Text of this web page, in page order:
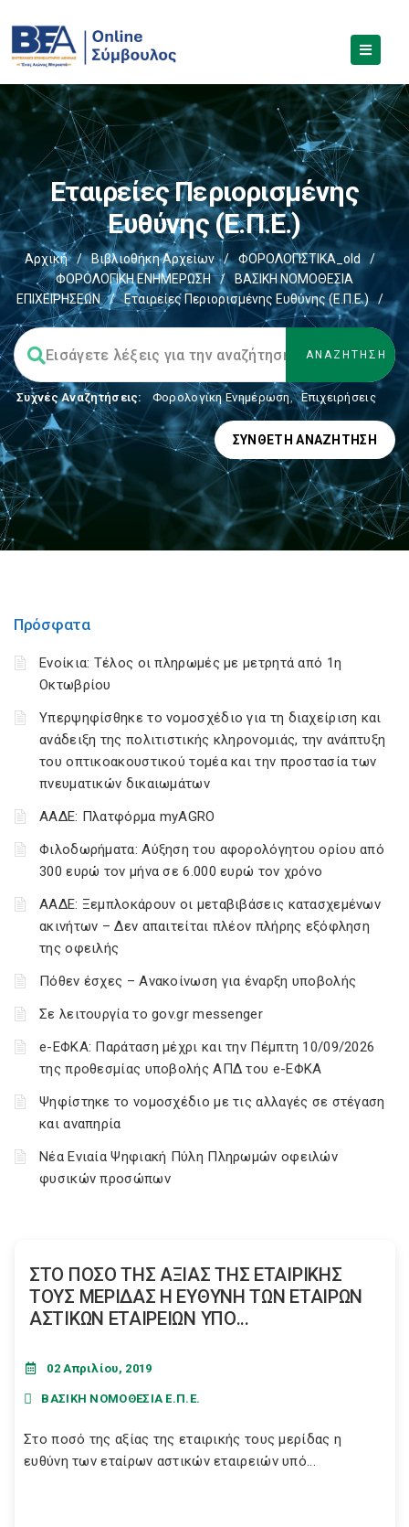
Εταιρείες Περιορισμένης
Ευθύνης (Ε.Π.Ε.)
Αρχική / Βιβλιοθήκη Αρχείων / ΦΟΡΟΛΟΓΙΣΤΙΚΑ_old
/
ΦΟΡΟΛΟΓΙΚΗ ΕΝΗΜΕΡΩΣΗ
/
ΒΑΣΙΚΗ ΝΟΜΟΘΕΣΙΑ
ΕΠΙΧΕΙΡΗΣΕΩΝ
/ Εταιρείες Περιορισμένης Ευθύνης (Ε.Π.Ε.) /
Συχνές Αναζητήσεις: Φορολογικη Ενημέρωση, Επιχειρήσεις
ΣΎΝΘΕΤΗ ΑΝΑΖΉΤΗΣΗ
Πρόσφατα
Ενοίκια: Τέλος οι πληρωμές με μετρητά από 1η
Οκτωβρίου
Υπερψηφίσθηκε το νομοσχέδιο για τη διαχείριση και
ανάδειξη της πολιτιστικής κληρονομιάς, την ανάπτυξη
του οπτικοακουστικού τομέα και την προστασία των
πνευματικών δικαιωμάτων
ΑΑΔΕ: Πλατφόρμα myAGRO
Φιλοδωρήματα: Αύξηση του αφορολόγητου ορίου από
300 ευρώ τον μήνα σε 6.000 ευρώ τον χρόνο
ΑΑΔΕ: Ξεμπλοκάρουν οι μεταβιβάσεις κατασχεμένων
ακινήτων – Δεν απαιτείται πλέον πλήρης εξόφληση
της οφειλής
Πόθεν έσχες – Ανακοίνωση για έναρξη υποβολής
Σε λειτουργία το gov.gr messenger
e-ΕΦΚΑ: Παράταση μέχρι και την Πέμπτη 10/09/2026
της προθεσμίας υποβολής ΑΠΔ του e-ΕΦΚΑ
Ψηφίστηκε το νομοσχέδιο με τις αλλαγές σε στέγαση
και αναπηρία
Νέα Ενιαία Ψηφιακή Πύλη Πληρωμών οφειλών
φυσικών προσώπων
ΣΤΟ ΠΟΣΟ ΤΗΣ ΑΞΙΑΣ ΤΗΣ ΕΤΑΙΡΙΚΗΣ
ΤΟΥΣ ΜΕΡΙΔΑΣ Η ΕΥΘΥΝΗ ΤΩΝ ΕΤΑΙΡΩΝ
ΑΣΤΙΚΩΝ ΕΤΑΙΡΕΙΩΝ ΥΠΟ...
02 Απριλίου, 2019
ΒΑΣΙΚΗ ΝΟΜΟΘΕΣΙΑ Ε.Π.Ε.
Στο ποσό της αξίας της εταιρικής τους μερίδας η
ευθύνη των εταίρων αστικών εταιρειών υπό...